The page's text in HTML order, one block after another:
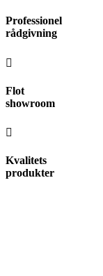
Videre
til
Professionel
rådgivning
Flot
showroom
Kvalitets
produkter